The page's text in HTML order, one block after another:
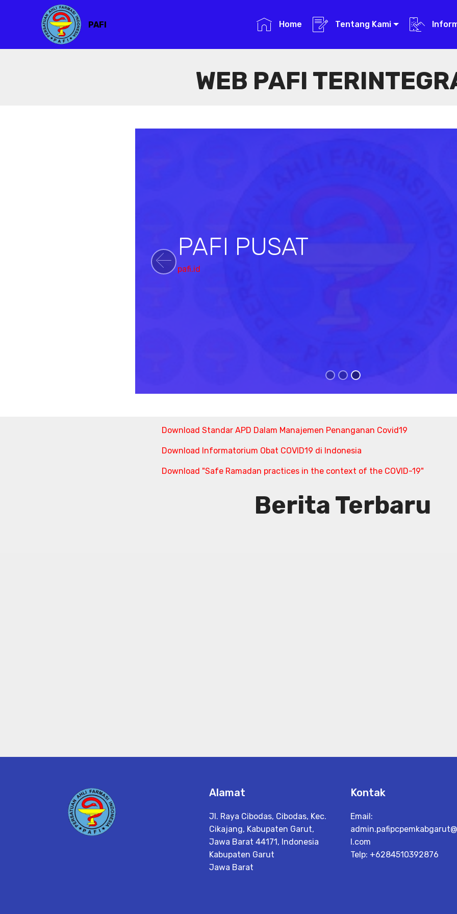
PAFI Home Tentang Kami
WEB PAFI
PAFI PUSAT
pafi.id
Previous
Download Standar APD Dalam Manajemen Penanganan Covid19
Download Informatorium Obat COVID19 di Indonesia
Download "Safe Ramadan practices in the context of the COVID-19"
Berita Terbaru
Alamat
Jl. Raya Cibodas, Cibodas, Kec.
Cikajang, Kabupaten Garut,
Jawa Barat 44171, Indonesia
Kabupaten Garut
Jawa Barat
Kontak
Email:
l.com
Telp: +6284510392876